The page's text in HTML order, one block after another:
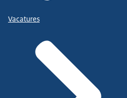
Vacatures